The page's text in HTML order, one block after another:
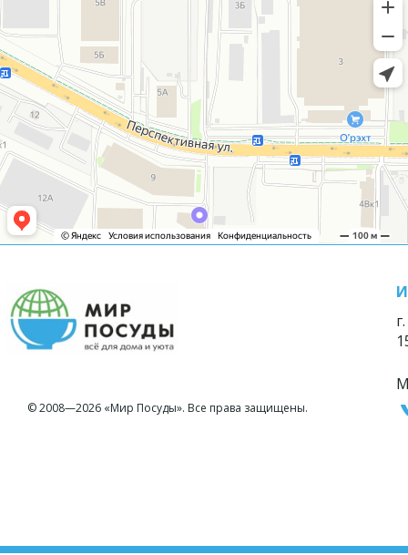
© 2008—2026 «Мир Посуды». Все права защищены.